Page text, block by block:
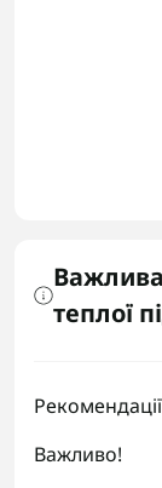
теплої
Важливо!